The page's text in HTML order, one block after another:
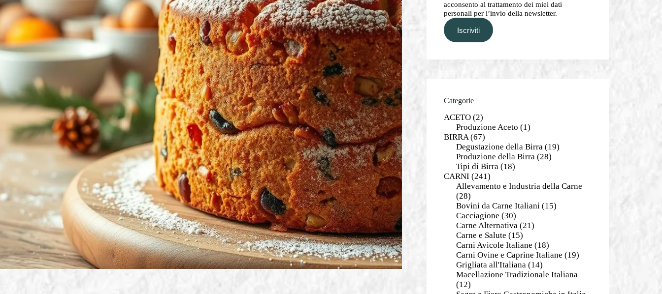
acconsento al trattamento dei miei dati
personali per l’invio della newsletter.
Iscriviti
Categorie
ACETO(2)
Produzione Aceto (1)
BIRRA(67)
Degustazione della Birra (19)
Produzione della Birra (28)
Tipi di Birra (18)
CARNI (241)
Allevamento e Industria della Carne
(28)
Bovini da Carne Italiani (15)
Cacciagione (30)
Carne Alternativa (21)
Carne e Salute (15)
Carni Avicole Italiane (18)
Carni Ovine e Caprine Italiane (19)
Grigliata all'Italiana (14)
Macellazione Tradizionale Italiana
(12)